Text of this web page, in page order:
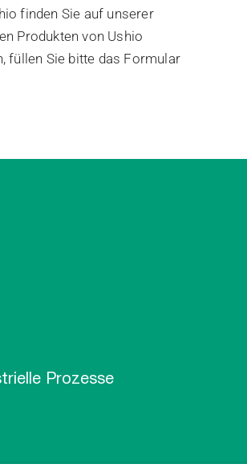
finden Sie auf unserer
Produkten von Ushio
füllen Sie bitte das Formular
Prozesse